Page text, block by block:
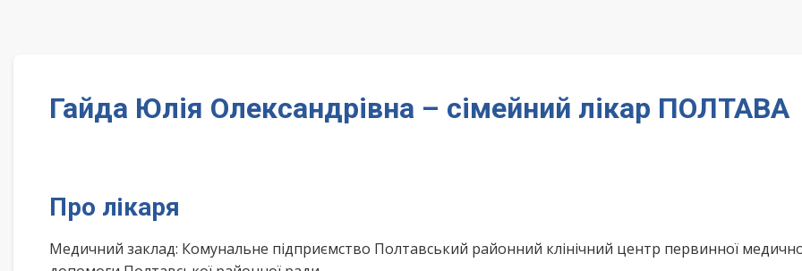
Гайда Юлія Олександрівна – сімейний лікар ПОЛТАВА
Про лікаря
Медичний заклад: Комунальне підприємство Полтавський районний клінічний центр первинної